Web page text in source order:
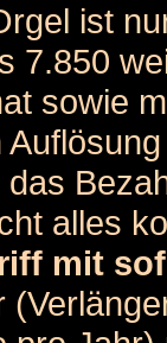
ist
7.850
sowie
alles
mit